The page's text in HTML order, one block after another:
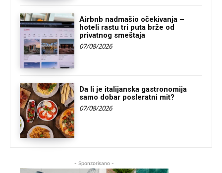
Airbnb nadmašio očekivanja –
hoteli rastu tri puta brže od
privatnog smeštaja
07/08/2026
Da li je italijanska gastronomija
samo dobar posleratni mit?
07/08/2026
- Sponzorisano -